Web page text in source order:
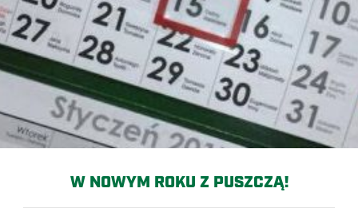
W NOWYM ROKU Z PUSZCZĄ!